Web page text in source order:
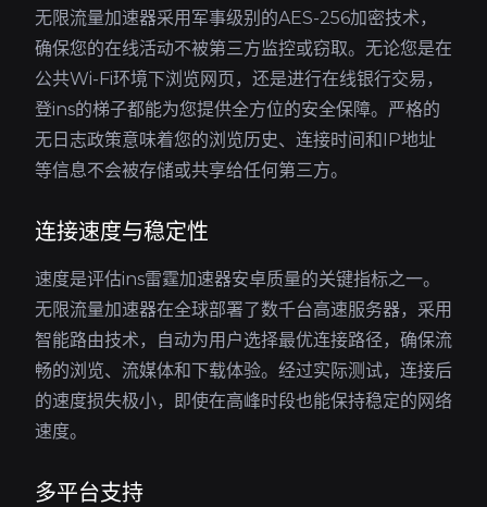
无限流量加速器采用军事级别的AES-256加密技术，
确保您的在线活动不被第三方监控或窃取。无论您是在
公共Wi-Fi环境下浏览网页，还是进行在线银行交易，
登ins的梯子都能为您提供全方位的安全保障。严格的
无日志政策意味着您的浏览历史、连接时间和IP地址
等信息不会被存储或共享给任何第三方。
连接速度与稳定性
速度是评估ins雷霆加速器安卓质量的关键指标之一。
无限流量加速器在全球部署了数千台高速服务器，采用
智能路由技术，自动为用户选择最优连接路径，确保流
畅的浏览、流媒体和下载体验。经过实际测试，连接后
的速度损失极小，即使在高峰时段也能保持稳定的网络
速度。
多平台支持